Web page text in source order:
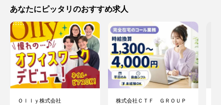
あなたにピッタリのおすすめ求人
Ｏｌｌｙ株式会社 株式会社ＣＴＦ ＧＲＯＵＰ